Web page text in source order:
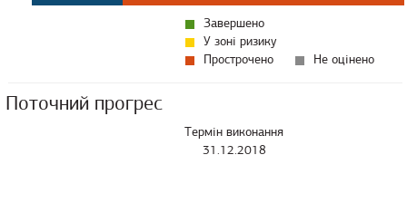
Завершено
У зоні ризику
Прострочено
Не оцінено
Поточний прогрес
Термін виконання
31.12.2018